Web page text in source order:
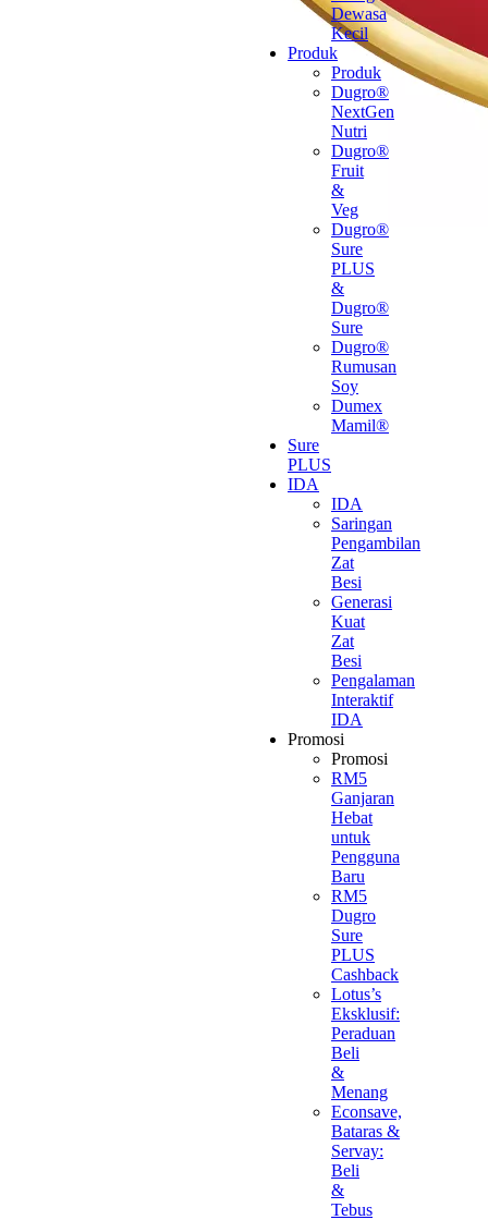
Dewasa
Kecil
Produk
Produk
Dugro®
NextGen
Nutri
Dugro®
Fruit
&
Veg
Dugro®
Sure
PLUS
&
Dugro®
Sure
Dugro®
Rumusan
Soy
Dumex
Mamil®
Sure
PLUS
IDA
IDA
Saringan
Pengambilan
Zat
Besi
Generasi
Kuat
Zat
Besi
Pengalaman
Interaktif
IDA
Promosi
Promosi
RM5
Ganjaran
Hebat
untuk
Pengguna
Baru
RM5
Dugro
Sure
PLUS
Cashback
Lotus’s
Eksklusif:
Peraduan
Beli
&
Menang
Econsave,
Bataras &
Servay:
Beli
&
Tebus